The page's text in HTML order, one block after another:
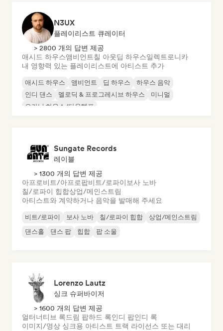
N3UX
플레이리스트 큐레이터
> 2800 개의 답변 제공
애시드 하우스앰비언트칠 아웃딥 하우스일렉트로니카
내 영향력 있는 플레이리스트에 아티스트 추가
애시드 하우스 앰비언트 딥 하우스
하우스 음악
인디 댄스
멜로딕 & 프로그레시브 하우스
미니멀
오가닉 하우스/다운템포
Sungate Records
레이블
> 1300 개의 답변 제공
아프로비트/아프로팝비트/로파이 보사 노바
칠/로파이 힙합상업/메인스트림
아티스트와 계약하거나 음악을 발매해 주세요
비트/로파이 보사 노바 칠/로파이 힙합
상업/메인스트림
댄스홀
댄스 팝 힙합 팝 소울
Lorenzo Lautz
싱크 슈퍼바이저
> 1600 개의 답변 제공
얼터너티브 록드림 팝하드 록인디 팝인디 록
이미지/영상 싱크용 아티스트 트랙 라이선스 또는 대리